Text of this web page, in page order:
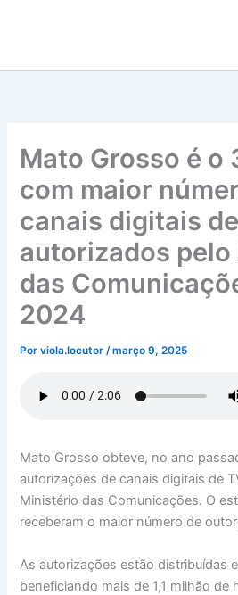
conteúdo
Mato Grosso é o
com maior
canais digitais
autorizados
das
2024
Porviola.locutor/março 9, 2025
Mato Grosso obteve, no ano
autorizações de canais digitais de
Ministério das Comunicações. O
receberam o maior número de
As autorizações estão distribuídas
beneficiando mais de 1,1 milhão de